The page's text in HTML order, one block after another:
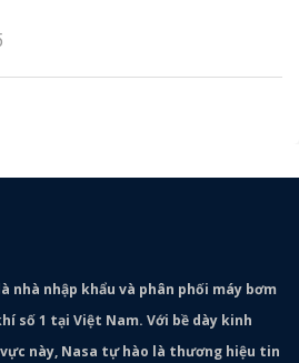
nhà nhập khẩu và phân phối máy bơm
số 1 tại Việt Nam. Với bề dày kinh
này, Nasa tự hào là thương hiệu tin